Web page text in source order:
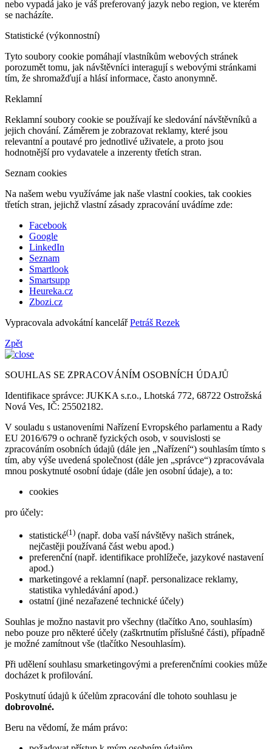
nebo vypadá jako je váš preferovaný jazyk nebo region, ve kterém
se nacházíte.
Statistické (výkonnostní)
Tyto soubory cookie pomáhají vlastníkům webových stránek
porozumět tomu, jak návštěvníci interagují s webovými stránkami
tím, že shromažďují a hlásí informace, často anonymně.
Reklamní
Reklamní soubory cookie se používají ke sledování návštěvníků a
jejich chování. Záměrem je zobrazovat reklamy, které jsou
relevantní a poutavé pro jednotlivé uživatele, a proto jsou
hodnotnější pro vydavatele a inzerenty třetích stran.
Seznam cookies
Na našem webu využíváme jak naše vlastní cookies, tak cookies
třetích stran, jejichž vlastní zásady zpracování uvádíme zde:
Facebook
Google
LinkedIn
Seznam
Smartlook
Smartsupp
Heureka.cz
Zbozi.cz
Vypracovala advokátní kancelářPetráš Rezek
Zpět
SOUHLAS SE ZPRACOVÁNÍM OSOBNÍCH ÚDAJŮ
Identifikace správce: JUKKA s.r.o., Lhotská 772, 68722 Ostrožská
Nová Ves, IČ: 25502182.
V souladu s ustanoveními Nařízení Evropského parlamentu a Rady
EU 2016/679 o ochraně fyzických osob, v souvislosti se
zpracováním osobních údajů (dále jen „Nařízení“) souhlasím tímto s
tím, aby výše uvedená společnost (dále jen „správce“) zpracovávala
mnou poskytnuté osobní údaje (dále jen osobní údaje), a to:
cookies
pro účely:
statistické(1) (např. doba vaší návštěvy našich stránek,
nejčastěji používaná část webu apod.)
preferenční (např. identifikace prohlížeče, jazykové nastavení
apod.)
marketingové a reklamní (např. personalizace reklamy,
statistika vyhledávání apod.)
ostatní (jiné nezařazené technické účely)
Souhlas je možno nastavit pro všechny (tlačítko Ano, souhlasím)
nebo pouze pro některé účely (zaškrtnutím příslušné části), případně
je možné zamítnout vše (tlačítko Nesouhlasím).
Při udělení souhlasu smarketingovými a preferenčními cookies může
docházet k profilování.
Poskytnutí údajů k účelům zpracování dle tohoto souhlasu je
dobrovolné.
Beru na vědomí, že mám právo: